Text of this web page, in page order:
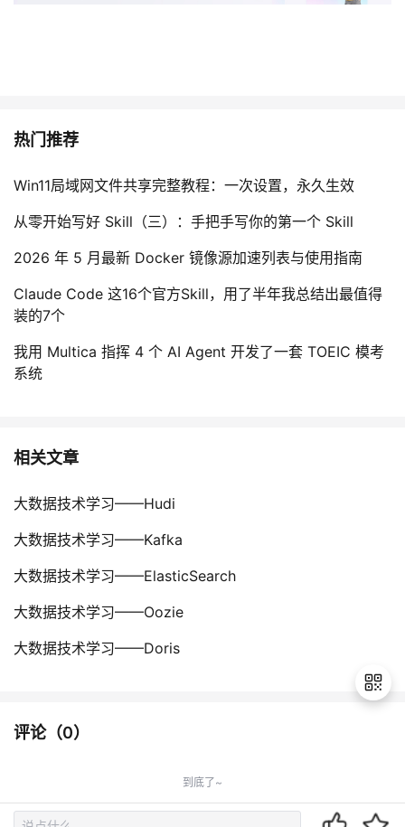
热门推荐
Win11局域网文件共享完整教程：一次设置，永久生效
从零开始写好 Skill（三）：手把手写你的第一个 Skill
2026 年 5 月最新 Docker 镜像源加速列表与使用指南
Claude Code 这16个官方Skill，用了半年我总结出最值得
装的7个
我用 Multica 指挥 4 个 AI Agent 开发了一套 TOEIC 模考
系统
相关文章
大数据技术学习——Hudi
大数据技术学习——Kafka
大数据技术学习——ElasticSearch
大数据技术学习——Oozie
大数据技术学习——Doris
评论（0）
到底了~